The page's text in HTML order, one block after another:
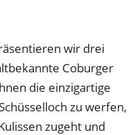
wir drei
Coburger
die einzigartige
zu werfen,
zugeht und